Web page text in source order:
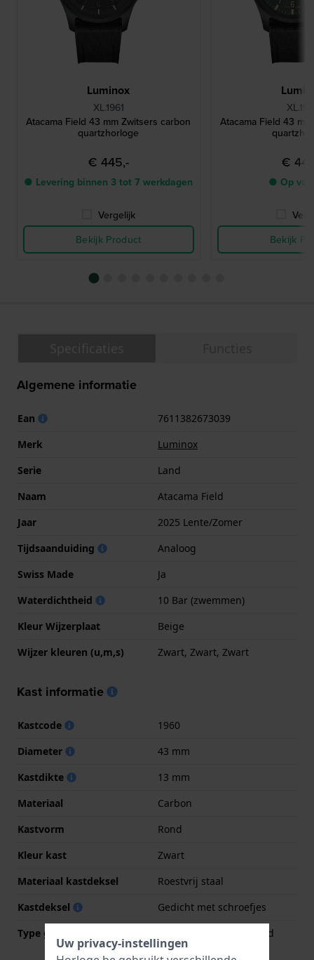
Luminox
XL.1961
Atacama Field 43 mm Zwitsers carbon
quartzhorloge
€ 445,-
● Levering binnen 3 tot 7 werkdagen
Vergelijk
Bekijk Product
Atacama Field 43
€
● Op
Bekijk
Algemene informatie
Ean
7611382673039
Merk
Luminox
Serie
Land
Naam
Atacama Field
Jaar
2025 Lente/Zomer
Tijdsaanduiding
Analoog
Swiss Made
Ja
Waterdichtheid
10 Bar (zwemmen)
Kleur Wijzerplaat
Beige
Wijzer kleuren (u,m,s)
Zwart, Zwart, Zwart
Kast informatie
Kastcode
1960
Diameter
43 mm
Kastdikte
13 mm
Materiaal
Carbon
Kastvorm
Rond
Kleur kast
Zwart
Materiaal kastdeksel
Roestvrij staal
Kastdeksel
Gedicht met schroefjes
Type glas
Enkelvoudig ontspiegeld
saffierglas
Uw privacy-instellingen